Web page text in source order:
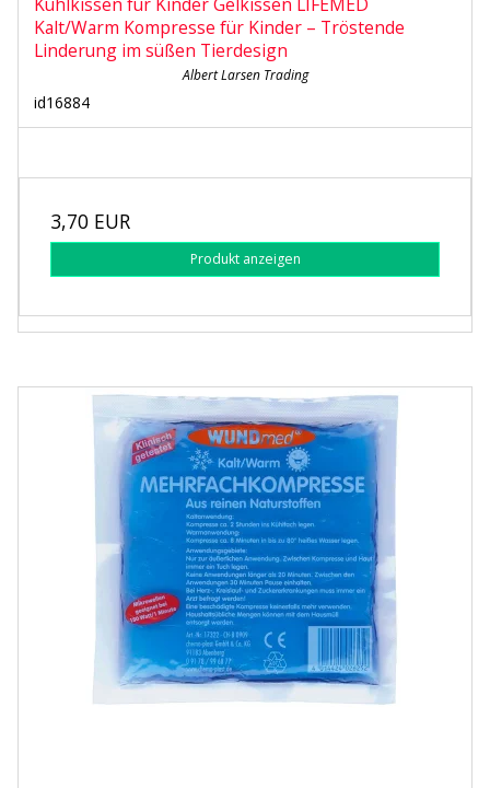
Kalt/Warm Kompresse für Kinder – Tröstende
Linderung im süßen Tierdesign
Albert Larsen Trading
id16884
3,70 EUR
Produkt anzeigen